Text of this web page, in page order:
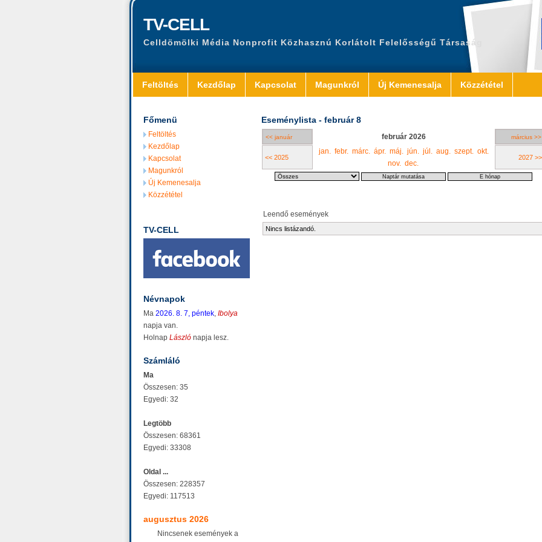
TV-CELL
Celldömölki Média Nonprofit Közhasznú Korlátolt Felelősségű Társaság
Feltöltés Kezdőlap Kapcsolat Magunkról Új Kemenesalja Közzététel
Főmenü
Feltöltés
Kezdőlap
Kapcsolat
Magunkról
Új Kemenesalja
Közzététel
TV-CELL
Névnapok
Ma 2026. 8. 7, péntek, Ibolya
napja van.
Holnap László napja lesz.
Számláló
Ma
Összesen: 35
Egyedi: 32
Legtöbb
Összesen: 68361
Egyedi: 33308
Oldal ...
Összesen: 228357
Egyedi: 117513
augusztus 2026
Nincsenek események a
Eseménylista - február 8
<< január február 2026 március >>
<< 2025
jan. febr. márc. ápr. máj. jún. júl. aug. szept. okt.
nov. dec.
2027 >>
Leendő események
Nincs listázandó.